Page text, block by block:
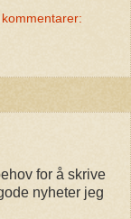
for å skrive
nyheter jeg